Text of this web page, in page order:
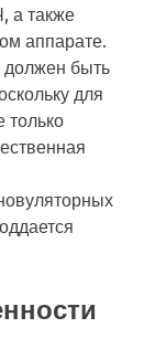
а также
аппарате.
быть
для
только